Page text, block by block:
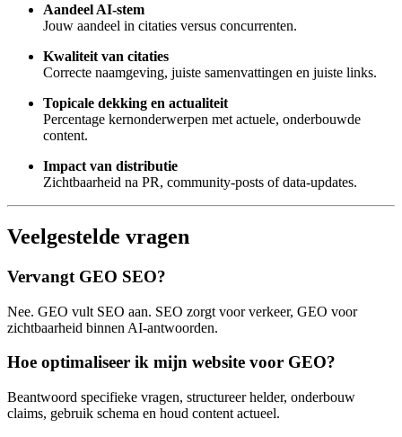
Aandeel AI-stem
Jouw aandeel in citaties versus concurrenten.
Kwaliteit van citaties
Correcte naamgeving, juiste samenvattingen en juiste links.
Topicale dekking en actualiteit
Percentage kernonderwerpen met actuele, onderbouwde
content.
Impact van distributie
Zichtbaarheid na PR, community-posts of data-updates.
Veelgestelde vragen
Vervangt GEO SEO?
Nee. GEO vult SEO aan. SEO zorgt voor verkeer, GEO voor
zichtbaarheid binnen AI-antwoorden.
Hoe optimaliseer ik mijn website voor GEO?
Beantwoord specifieke vragen, structureer helder, onderbouw
claims, gebruik schema en houd content actueel.